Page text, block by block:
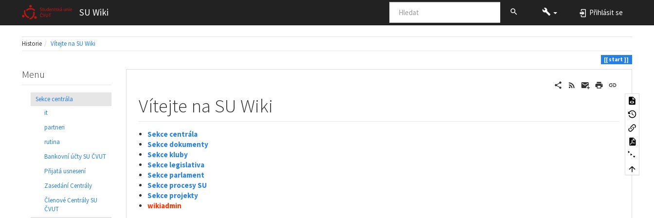
SU Wiki Přihlásit se
Historie Vítejte na SU Wiki
start
Menu
Sekce centrála
it
partneri
rutina
Bankovní účty SU ČVUT
Přijatá usnesení
Zasedání Centrály
Členové Centrály SU
ČVUT
Vítejte na SU Wiki
Sekce centrála
Sekce dokumenty
Sekce kluby
Sekce legislativa
Sekce parlament
Sekce procesy SU
Sekce projekty
wikiadmin